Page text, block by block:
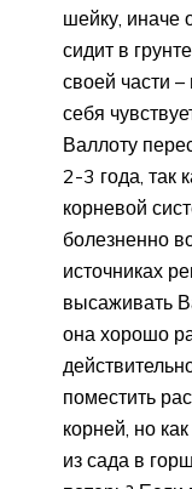
шейку, иначе
сидит в
своей части
себя
Валлоту
2-3 года, так
корневой
болезненно
источниках
высаживать
она хорошо
поместить
корней, но
из сада в